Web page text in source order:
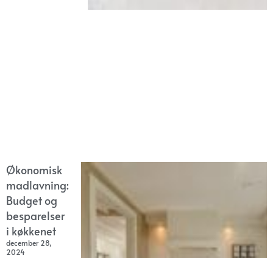
Økonomisk
madlavning:
Budget og
besparelser
i køkkenet
december 28,
2024